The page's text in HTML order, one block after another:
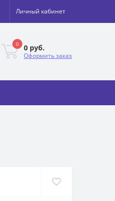
Личный кабинет
0 0 руб.
Оформить заказ